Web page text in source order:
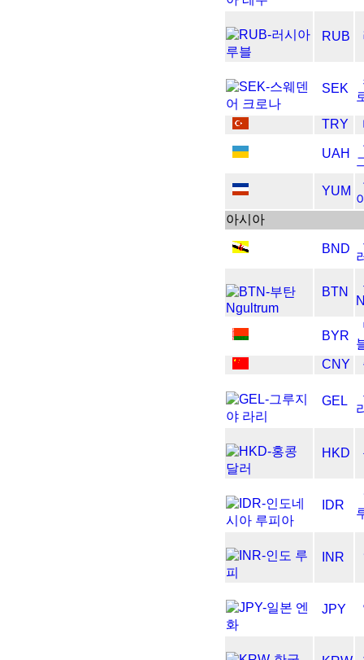
RUB
SEK
TRY
UAH
YUM
아시아
BND
BTN
BYR
CNY
GEL
HKD
IDR
INR
JPY